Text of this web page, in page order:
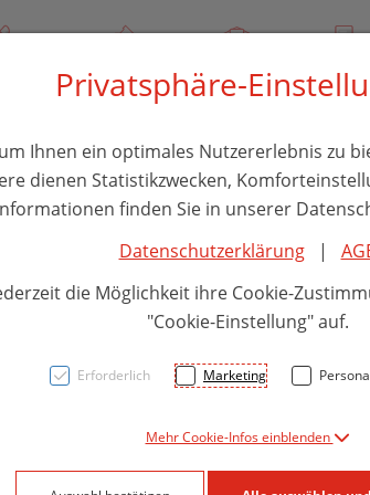
Über uns Rezept-Anfrage Service
Privatsphäre-
Ihnen ein optimales Nutzererlebnis zu
dienen Statistikzwecken,
finden Sie in unserer
Datenschutzerklärung|
die Möglichkeit ihre Cookie-
"Cookie-Einstellung" auf.
Erforderlich Marketing
Mehr Cookie-Infos einblenden